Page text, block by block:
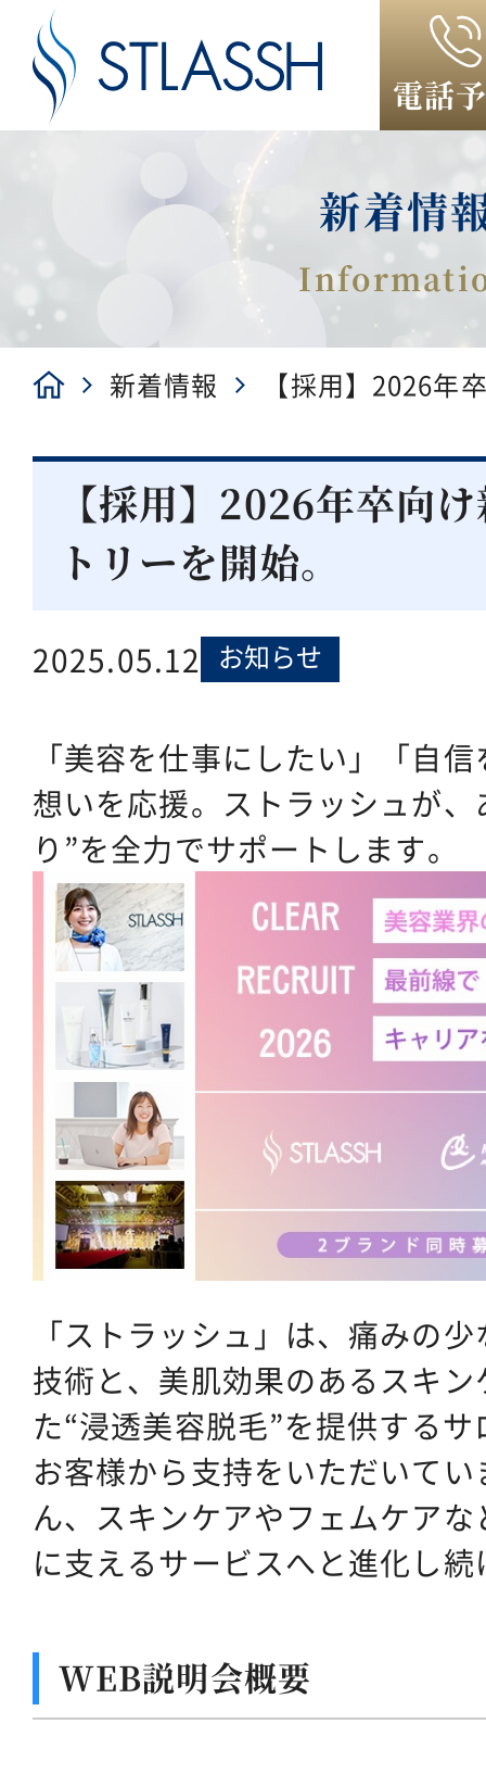
電話
新着情
新着情報
【採用】2026年
【採用】2026年卒向
トリーを開始。
2025.05.12 お知らせ
「美容を仕事にしたい」「自
想いを応援。ストラッシュが
り”を全力でサポートします。
「ストラッシュ」は、痛みの
技術と、美肌効果のあるスキ
た“浸透美容脱毛”を提供する
お客様から支持をいただいて
ん、スキンケアやフェムケア
に支えるサービスへと進化し
WEB説明会概要